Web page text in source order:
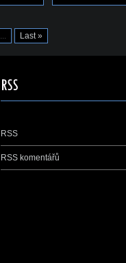
... Last »
RSS
RSS komentářů